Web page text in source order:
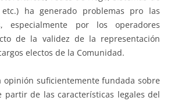
ha generado problemas pro las
especialmente por los operadores
de la validez de la representación
electos de la Comunidad.
opinión suficientemente fundada sobre
partir de las características legales del